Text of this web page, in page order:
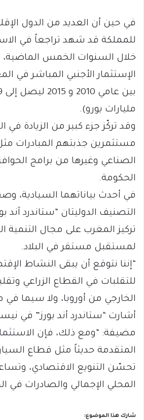
في حين أن العديد من الدول
للمملكة قد شهد تراجعاً في
خلال السنوات الخمس الماضية،
مليارات يورو).
وقد تركّز جزء كبير من الزيادة في
مستثمرين جذبتهم المبادرات
الصناعي وغيرها من برامج
الحكومة.
في أحدث بياناتهما السيادية،
التصنيف الدوليتان “ستاندرد آند
تركيز المغرب على مجال التنمية
لمستقبل مستقر في البلاد.
“إننا نتوقع أن يبقى النشاط
للتقلبات في القطاع الزراعي
الخارجي من أوروبا، ولا سيما
أشارت “ستاندرد أند بورز” في
مضيفة: “ومع ذلك، فإن
المتقدمة حديثاً مثل قطاع
تحسّن التنويع الاقتصادي،
المحلي الإجمالي والصادرات في
شارك هذا الموضوع: